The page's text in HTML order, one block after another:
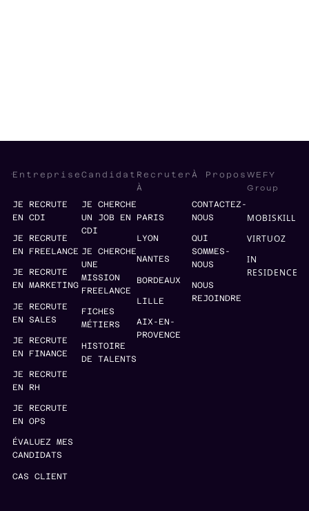
Entreprise
JE RECRUTE
EN CDI
JE RECRUTE
EN FREELANCE
JE RECRUTE
EN MARKETING
JE RECRUTE
EN SALES
JE RECRUTE
EN FINANCE
JE RECRUTE
EN RH
JE RECRUTE
EN OPS
ÉVALUEZ MES
CANDIDATS
CAS CLIENT
Candidat
JE CHERCHE
UN JOB EN
CDI
JE CHERCHE
UNE
MISSION
FREELANCE
FICHES
MÉTIERS
HISTOIRE
DE TALENTS
Recruter
À
PARIS
LYON
NANTES
BORDEAUX
LILLE
AIX-EN-
PROVENCE
À Propos
CONTACTEZ-
NOUS
QUI
SOMMES-
NOUS
NOUS
REJOINDRE
WEFY
Group
MOBISKILL
VIRTUOZ
IN
RESIDENCE